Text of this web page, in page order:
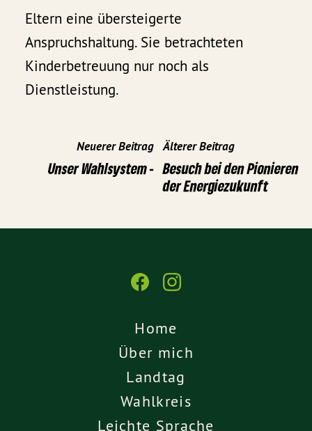
Eltern eine übersteigerte
Anspruchshaltung. Sie betrachteten
Kinderbetreuung nur noch als
Dienstleistung.
Neuerer Beitrag
Unser Wahlsystem -
Älterer Beitrag
Besuch bei den Pionieren
der Energiezukunft
Home
Über mich
Landtag
Wahlkreis
Leichte Sprache